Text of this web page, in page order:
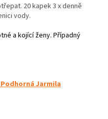
20 kapek 3 x denně
vody.
a kojící ženy. Případný
Jarmila